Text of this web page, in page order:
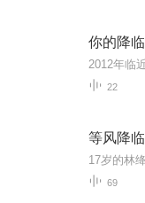
你的降临
22
等风降临
69